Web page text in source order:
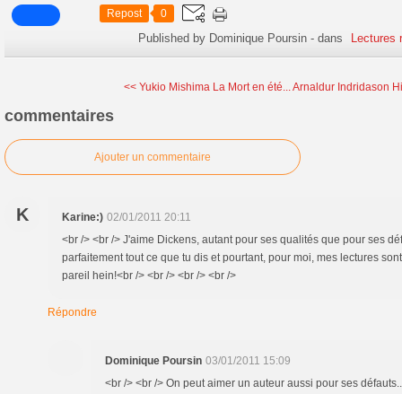
Repost 0
Published by Dominique Poursin -dans Lectures
<< Yukio Mishima La Mort en été...Arnaldur Indridason
commentaires
Ajouter un commentaire
K Karine:) 02/01/2011 20:11
<br /> <br /> J'aime Dickens, autant pour ses qualités que pour ses
parfaitement tout ce que tu dis et pourtant, pour moi, mes lectures
pareil hein!<br /> <br /> <br /> <br />
Répondre
Dominique Poursin 03/01/2011 15:09
<br /> <br /> On peut aimer un auteur aussi pour ses